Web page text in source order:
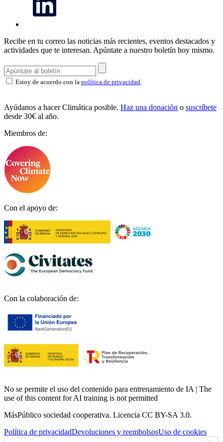
Recibe en tu correo las noticias más recientes, eventos destacados y
actividades que te interesan. Apúntate a nuestro boletín hoy mismo.
Estoy de acuerdo con la política de privacidad.
Ayúdanos a hacer Climática posible. Haz una donación o suscríbete
desde 30€ al año.
Miembros de:
Con el apoyo de:
Con la colaboración de:
No se permite el uso del contenido para entrenamiento de IA | The
use of this content for AI training is not permitted
MásPúblico sociedad cooperativa. Licencia CC BY-SA 3.0.
Política de privacidadDevoluciones y reembolsosUso de cookies